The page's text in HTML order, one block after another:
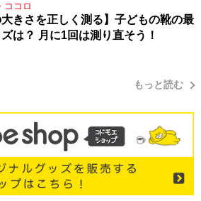
ココロ
大きさを正しく測る】子どもの靴の最
は？ 月に1回は測り直そう！
もっと読む